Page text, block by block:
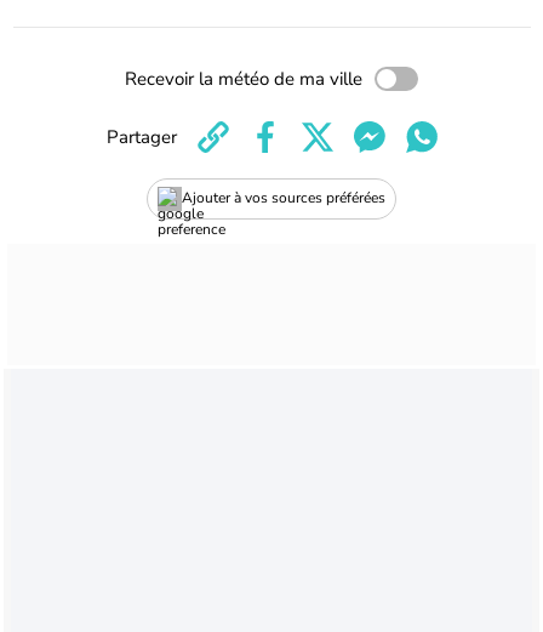
Recevoir la météo de ma ville
Ajouter à vos sources préférées
Partager